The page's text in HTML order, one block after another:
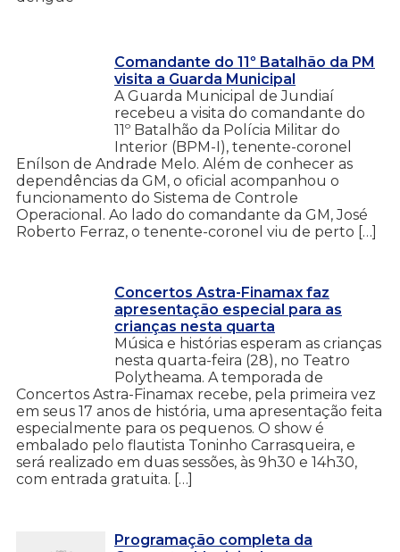
Comandante do 11º Batalhão da PM
visita a Guarda Municipal
A Guarda Municipal de Jundiaí
recebeu a visita do comandante do
11º Batalhão da Polícia Militar do
Interior (BPM-I), tenente-coronel
Enílson de Andrade Melo. Além de conhecer as
dependências da GM, o oficial acompanhou o
funcionamento do Sistema de Controle
Operacional. Ao lado do comandante da GM, José
Roberto Ferraz, o tenente-coronel viu de perto […]
Concertos Astra-Finamax faz
apresentação especial para as
crianças nesta quarta
Música e histórias esperam as crianças
nesta quarta-feira (28), no Teatro
Polytheama. A temporada de
Concertos Astra-Finamax recebe, pela primeira vez
em seus 17 anos de história, uma apresentação feita
especialmente para os pequenos. O show é
embalado pelo flautista Toninho Carrasqueira, e
será realizado em duas sessões, às 9h30 e 14h30,
com entrada gratuita. […]
Programação completa da